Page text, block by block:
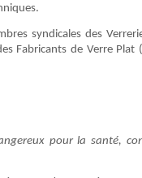
syndicales des
Fabricants de Verre Plat
pour la santé,